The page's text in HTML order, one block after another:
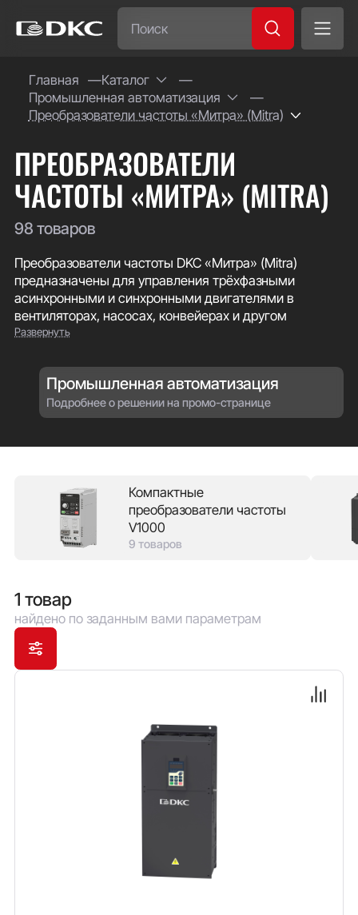
Главная
Каталог
Промышленная автоматизация
Преобразователи частоты «Митра» (Mitra)
ПРЕОБРАЗОВАТЕЛИ
ЧАСТОТЫ «МИТРА» (MITRA)
98 товаров
Преобразователи частоты DKC «Митра» (Mitra)
предназначены для управления трёхфазными
асинхронными и синхронными двигателями в
вентиляторах, насосах, конвейерах и другом
технологическом оборудовании. Поддерживают
также скалярное. В зависимости от модификации
оснащены встроенными тормозными прерывателями
и ЭМС-фильтрами. Имеют широкий набор функций
защит. Для интеграции в АСУ ТП поддерживаются
Настройки можно копировать через панель
оператора.
Развернуть
Промышленная автоматизация
Подробнее о решении на промо-странице
Компактные
преобразователи частоты
V1000
9 товаров
1 товар
найдено по заданным вами параметрам
Часто ищут:
Специсполнение